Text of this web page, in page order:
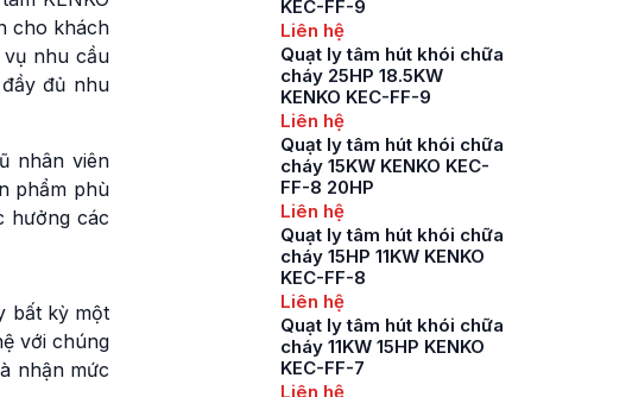
cho khách
vụ nhu cầu
đủ nhu
nhân viên
phẩm phù
hưởng các
bất kỳ một
với chúng
nhận mức
KEC-FF-9
Liên hệ
Quạt ly tâm hút khói chữa
cháy 25HP 18.5KW
KENKO KEC-FF-9
Liên hệ
Quạt ly tâm hút khói chữa
cháy 15KW KENKO KEC-
FF-8 20HP
Liên hệ
Quạt ly tâm hút khói chữa
cháy 15HP 11KW KENKO
KEC-FF-8
Liên hệ
Quạt ly tâm hút khói chữa
cháy 11KW 15HP KENKO
KEC-FF-7
Liên hệ